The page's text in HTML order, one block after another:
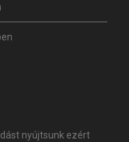
nyújtsunk ezért